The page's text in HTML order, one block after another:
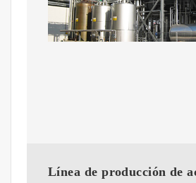
Línea de producción de